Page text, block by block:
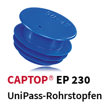
CAPTOP®EP 230
UniPass-Rohrstopfen